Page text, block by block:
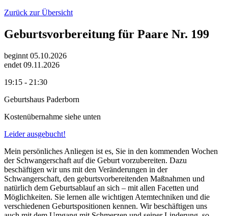
Zurück zur Übersicht
Geburtsvorbereitung für Paare Nr. 199
beginnt 05.10.2026
endet 09.11.2026
19:15 - 21:30
Geburtshaus Paderborn
Kostenübernahme siehe unten
Leider ausgebucht!
Mein persönliches Anliegen ist es, Sie in den kommenden Wochen
der Schwangerschaft auf die Geburt vorzubereiten. Dazu
beschäftigen wir uns mit den Veränderungen in der
Schwangerschaft, den geburtsvorbereitenden Maßnahmen und
natürlich dem Geburtsablauf an sich – mit allen Facetten und
Möglichkeiten. Sie lernen alle wichtigen Atemtechniken und die
verschiedenen Geburtspositionen kennen. Wir beschäftigen uns